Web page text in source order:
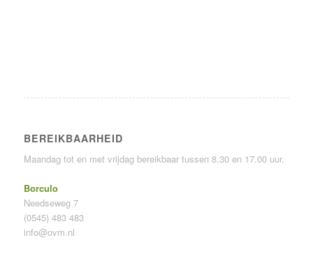
BEREIKBAARHEID
Maandag tot en met vrijdag bereikbaar tussen 8.30 en 17.00 uur.
Borculo
Needseweg 7
(0545) 483 483
info@ovm.nl